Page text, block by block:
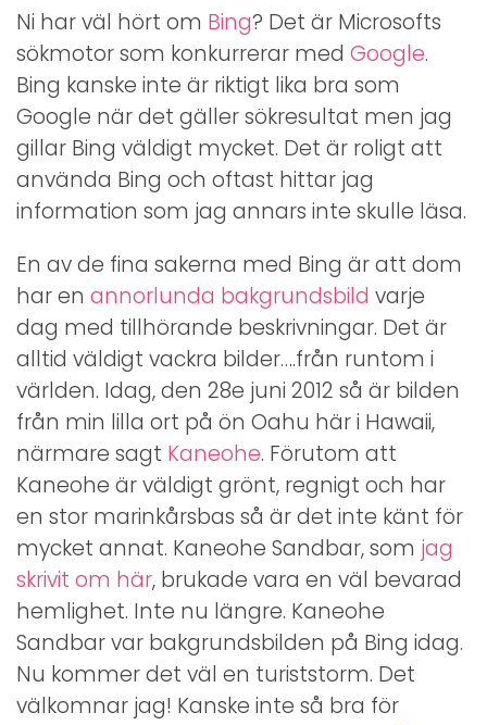
Sandbar
på
Bing
Ni har väl hört om Bing? Det är Microsofts
sökmotor som konkurrerar med Google.
Bing kanske inte är riktigt lika bra som
Google när det gäller sökresultat men jag
gillar Bing väldigt mycket. Det är roligt att
använda Bing och oftast hittar jag
information som jag annars inte skulle läsa.
En av de fina sakerna med Bing är att dom
har en annorlunda bakgrundsbild varje
dag med tillhörande beskrivningar. Det är
alltid väldigt vackra bilder….från runtom i
världen. Idag, den 28e juni 2012 så är bilden
från min lilla ort på ön Oahu här i Hawaii,
närmare sagt Kaneohe. Förutom att
Kaneohe är väldigt grönt, regnigt och har
en stor marinkårsbas så är det inte känt för
mycket annat. Kaneohe Sandbar, som jag
skrivit om här, brukade vara en väl bevarad
hemlighet. Inte nu längre. Kaneohe
Sandbar var bakgrundsbilden på Bing idag.
Nu kommer det väl en turiststorm. Det
välkomnar jag! Kanske inte så bra för